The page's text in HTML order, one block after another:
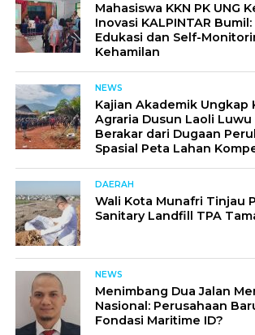
Mahasiswa KKN PK UNG
Inovasi KALPINTAR
Edukasi dan Self-
Kehamilan
NEWS
Kajian Akademik Ungkap
Agraria Dusun Laoli
Berakar dari Dugaan
Spasial Peta Lahan
DAERAH
Wali Kota Munafri Tinjau
Sanitary Landfill TPA
NEWS
Menimbang Dua Jalan
Nasional: Perusahaan
Fondasi Maritime ID?